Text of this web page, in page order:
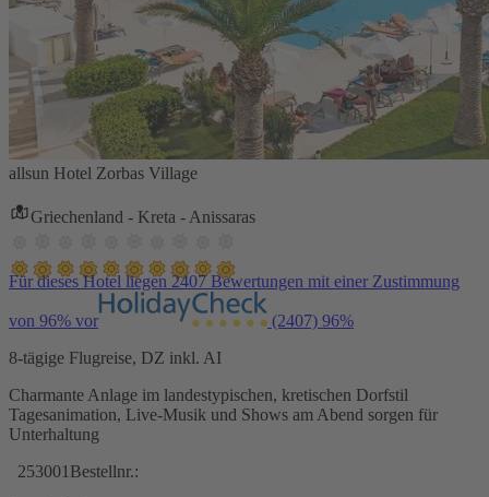
allsun Hotel Zorbas Village
Griechenland - Kreta - Anissaras
Für dieses Hotel liegen 2407 Bewertungen mit einer Zustimmung
von 96% vor (2407) 96%
8-tägige Flugreise, DZ inkl. AI
Charmante Anlage im landestypischen, kretischen Dorfstil
Tagesanimation, Live-Musik und Shows am Abend sorgen für
Unterhaltung
253001 Bestellnr.: